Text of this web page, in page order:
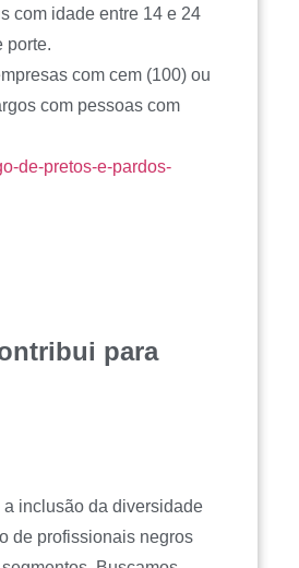
com idade entre 14 e 24
porte.
com cem (100) ou
com pessoas com
de-pretos-e-pardos-
para
inclusão da diversidade
de profissionais negros